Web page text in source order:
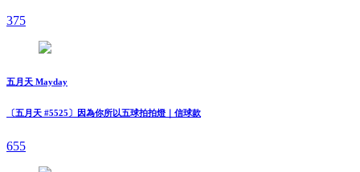
375
五月天 Mayday
〔五月天 #5525〕因為你所以五球拍拍燈｜信球款
655